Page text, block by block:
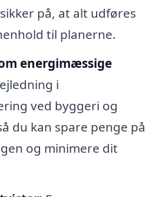
på, at alt udføres
til planerne.
energimæssige
i
ved byggeri og
du kan spare penge på
og minimere dit